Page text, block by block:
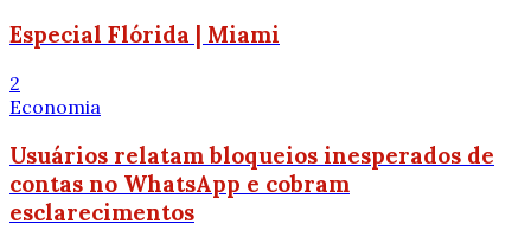
Especial Flórida | Miami
2
Economia
Usuários relatam bloqueios inesperados de
contas no WhatsApp e cobram
esclarecimentos